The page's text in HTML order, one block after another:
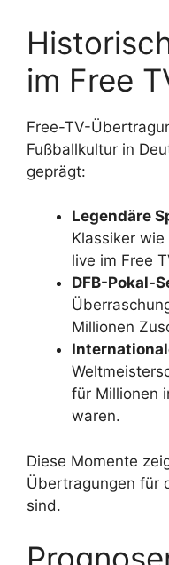
im Free
Free-TV-
Fußballkultur in
geprägt:
Legendäre
Klassiker
live im Free
DFB-Pokal-
Millionen
für Millionen
waren.
Diese Momente
Übertragungen für
sind.